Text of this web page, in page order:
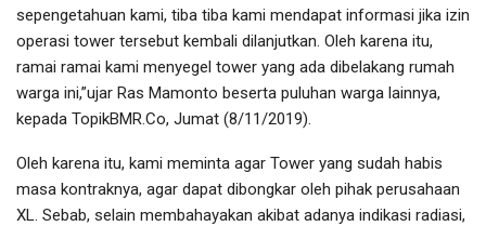
sepengetahuan kami, tiba tiba kami mendapat informasi jika izin
operasi tower tersebut kembali dilanjutkan. Oleh karena itu,
ramai ramai kami menyegel tower yang ada dibelakang rumah
warga ini,”ujar Ras Mamonto beserta puluhan warga lainnya,
kepada TopikBMR.Co, Jumat (8/11/2019).
Oleh karena itu, kami meminta agar Tower yang sudah habis
masa kontraknya, agar dapat dibongkar oleh pihak perusahaan
XL. Sebab, selain membahayakan akibat adanya indikasi radiasi,